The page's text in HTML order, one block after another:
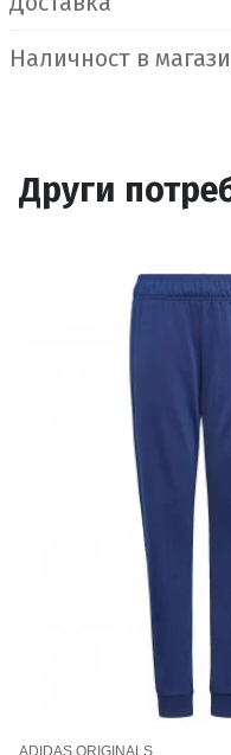
Наличност в
Други